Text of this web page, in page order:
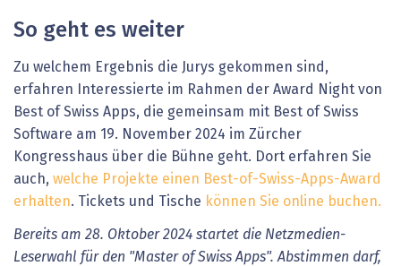
So geht es weiter
Zu welchem Ergebnis die Jurys gekommen sind,
erfahren Interessierte im Rahmen der Award Night von
Best of Swiss Apps, die gemeinsam mit Best of Swiss
Software am 19. November 2024 im Zürcher
Kongresshaus über die Bühne geht. Dort erfahren Sie
auch, welche Projekte einen Best-of-Swiss-Apps-Award
erhalten. Tickets und Tische können Sie online buchen.
Bereits am 28. Oktober 2024 startet die Netzmedien-
Leserwahl für den "Master of Swiss Apps". Abstimmen darf,